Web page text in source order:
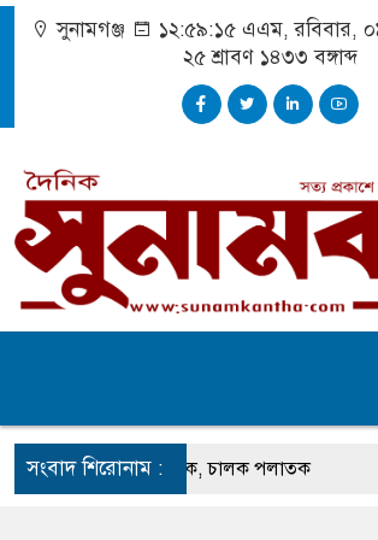
সুনামগঞ্জ ১২:৫৯:১৬ এএম, রবিবার,
২৫ শ্রাবণ ১৪৩৩ বঙ্গাব্দ
সংবাদ শিরোনাম :
ঝুলছে ডাম্প ট্রাক, চালক পলাতক